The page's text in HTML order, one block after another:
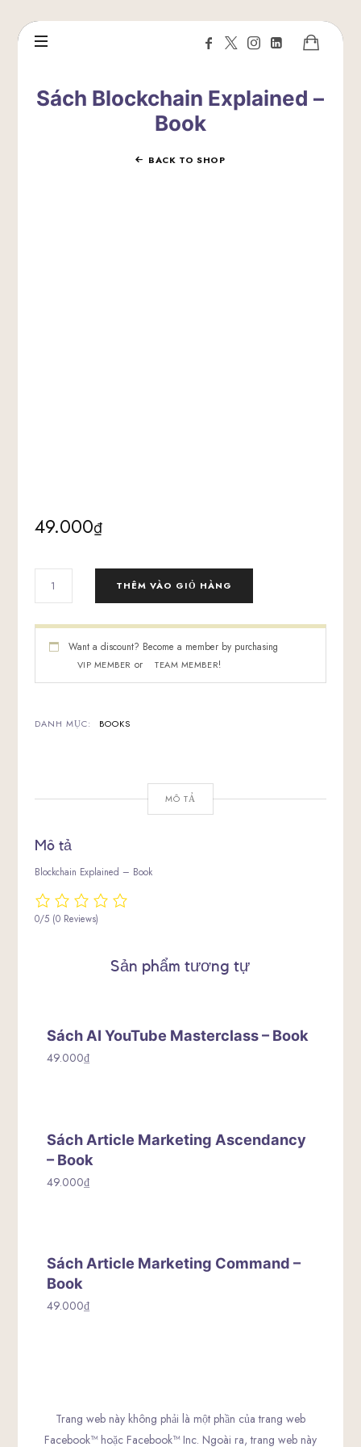
Sách Blockchain Explained –
Book
BACK TO SHOP
49.000₫
BLOCKCHAIN
-
BOOK
THÊM VÀO GIỎ HÀNG
Want a discount? Become a member by purchasing
VIP MEMBER or TEAM MEMBER!
DANH MỤC: BOOKS
MÔ TẢ
Mô tả
Blockchain Explained – Book
0/5 (0 Reviews)
Sản phẩm tương tự
Sách AI YouTube Masterclass – Book
49.000₫
Sách Article Marketing Ascendancy
– Book
49.000₫
Sách Article Marketing Command –
Book
49.000₫
Trang web này không phải là một phần của trang web
Facebook™ hoặc Facebook™ Inc. Ngoài ra, trang web này